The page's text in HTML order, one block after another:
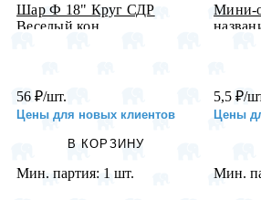
Шар Ф 18" Круг СДР
Веселый кон...
56 ₽/шт.
Цены для новых клиентов
В КОРЗИНУ
Мин. партия: 1 шт.
Мини-
5,5 ₽/
Цены
Мин.